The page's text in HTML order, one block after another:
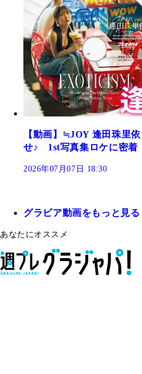
【動画】≒JOY 逢田珠里
せ♪ 1st写真集ロケに密着
2026年07月07日 18:30
グラビア動画をもっと見る
あなたにオススメ